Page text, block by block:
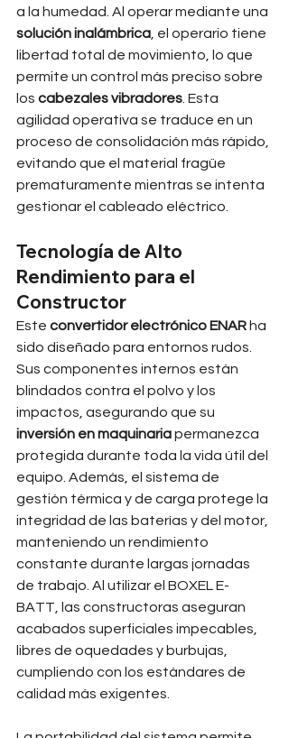
a la humedad. Al operar mediante una
solución inalámbrica , el operario tiene
libertad total de movimiento, lo que
permite un control más preciso sobre
los cabezales vibradores . Esta
agilidad operativa se traduce en un
proceso de consolidación más rápido,
evitando que el material fragüe
prematuramente mientras se intenta
gestionar el cableado eléctrico.
Tecnología de Alto
Rendimiento para el
Constructor
Este convertidor electrónico ENAR ha
sido diseñado para entornos rudos.
Sus componentes internos están
blindados contra el polvo y los
impactos, asegurando que su
inversión en maquinaria permanezca
protegida durante toda la vida útil del
equipo. Además, el sistema de
gestión térmica y de carga protege la
integridad de las baterías y del motor,
manteniendo un rendimiento
constante durante largas jornadas
de trabajo. Al utilizar el BOXEL E-
BATT, las constructoras aseguran
acabados superficiales impecables,
libres de oquedades y burbujas,
cumpliendo con los estándares de
calidad más exigentes.